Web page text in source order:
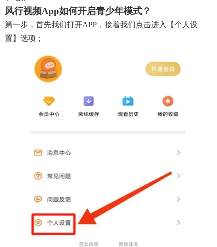
风行视频app如何开启青少年模式？
第一步，首先我们打开APP，接着我们点击进入【个人设
置】选项；